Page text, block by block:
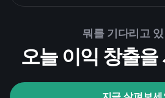
Playtrade
뭐를 기다리고
오늘 이익 창출을